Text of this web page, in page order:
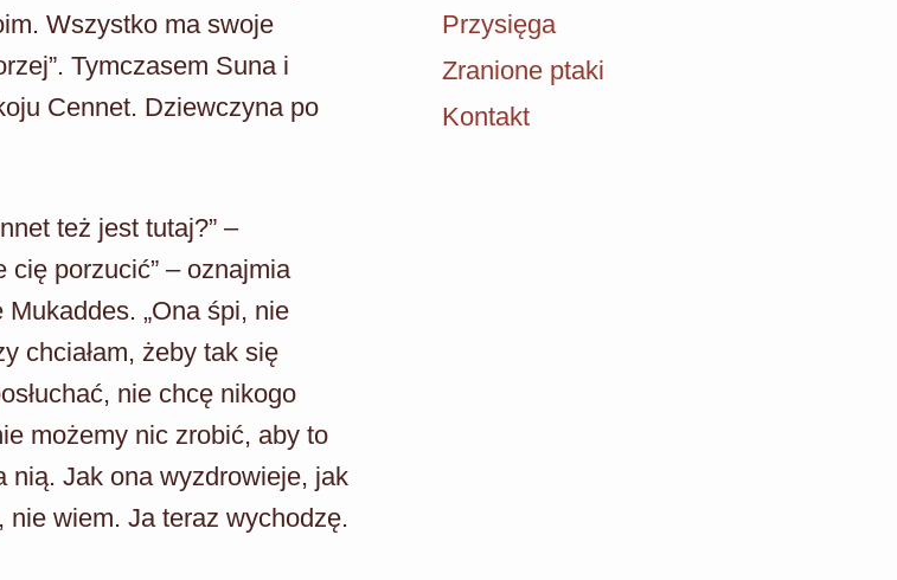
Wszystko ma swoje
Tymczasem Suna i
Cennet. Dziewczyna po
też jest tutaj?” –
cię porzucić” – oznajmia
Mukaddes. „Ona śpi, nie
chciałam, żeby tak się
nie chcę nikogo
możemy nic zrobić, aby to
nią. Jak ona wyzdrowieje, jak
wiem. Ja teraz wychodzę.
Przysięga
Zranione ptaki
Kontakt